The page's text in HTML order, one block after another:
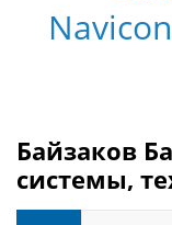
Navicon
Байзаков
системы,